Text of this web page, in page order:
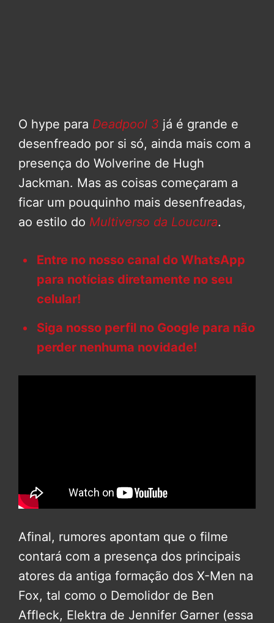
O hype para Deadpool 3 já é grande e
desenfreado por si só, ainda mais com a
presença do Wolverine de Hugh
Jackman. Mas as coisas começaram a
ficar um pouquinho mais desenfreadas,
ao estilo do Multiverso da Loucura.
Entre no nosso canal do WhatsApp
para notícias diretamente no seu
celular!
Siga nosso perfil no Google para não
perder nenhuma novidade!
Afinal, rumores apontam que o filme
contará com a presença dos principais
atores da antiga formação dos X-Men na
Fox, tal como o Demolidor de Ben
Affleck, Elektra de Jennifer Garner (essa